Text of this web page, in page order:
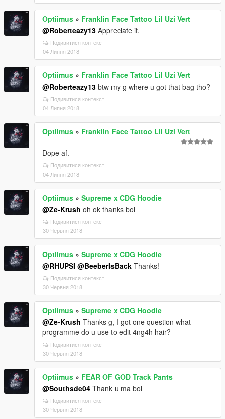
Optiimus » Franklin Face Tattoo Lil Uzi Vert
@Roberteazy13 Appreciate it.
Подивитися контекст
04 Липня 2018
Optiimus » Franklin Face Tattoo Lil Uzi Vert
@Roberteazy13 btw my g where u got that bag tho?
Подивитися контекст
04 Липня 2018
Optiimus » Franklin Face Tattoo Lil Uzi Vert
Dope af.
Подивитися контекст
04 Липня 2018
Optiimus » Supreme x CDG Hoodie
@Ze-Krush oh ok thanks boi
Подивитися контекст
30 Червня 2018
Optiimus » Supreme x CDG Hoodie
@RHUPSI @BeeberIsBack Thanks!
Подивитися контекст
30 Червня 2018
Optiimus » Supreme x CDG Hoodie
@Ze-Krush Thanks g, I got one question what
programme do u use to edit 4ng4h hair?
Подивитися контекст
30 Червня 2018
Optiimus » FEAR OF GOD Track Pants
@Southsde04 Thank u ma boi
Подивитися контекст
30 Червня 2018